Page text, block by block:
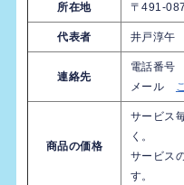
所在地 〒491-
代表者 井戸淳午
連絡先
電話番
メール
商品の価格
サービス
く。
サービス
す。